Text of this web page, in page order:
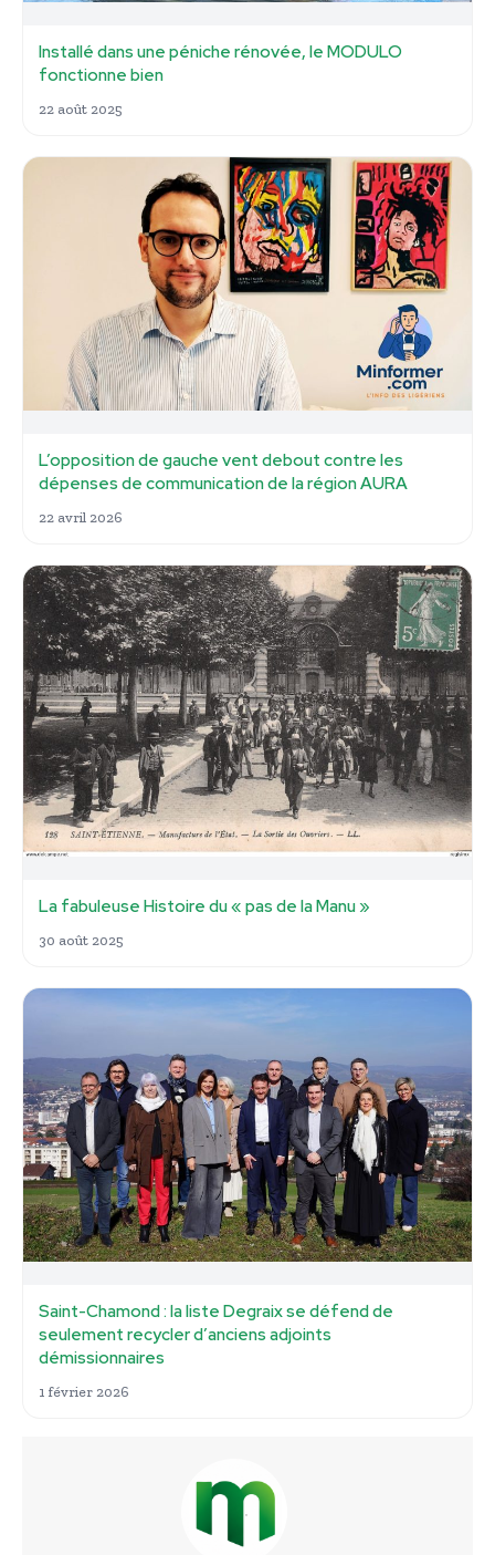
Installé dans une péniche rénovée, le MODULO
fonctionne bien
22 août 2025
L’opposition de gauche vent debout contre les
dépenses de communication de la région AURA
22 avril 2026
La fabuleuse Histoire du « pas de la Manu »
30 août 2025
Saint-Chamond : la liste Degraix se défend de
seulement recycler d’anciens adjoints
démissionnaires
1 février 2026